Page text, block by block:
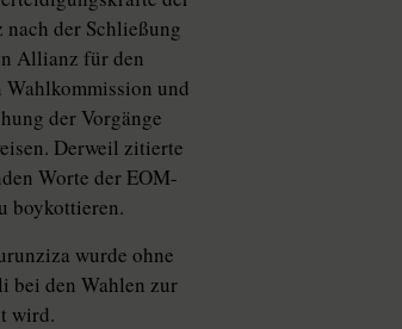
der Schließung
Allianz für den
und
der Vorgänge
Derweil zitierte
Worte der EOM-
boykottieren.
wurde ohne
bei den Wahlen zur
wird.